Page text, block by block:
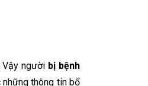
Vậy người bị bệnh
thông tin bổ